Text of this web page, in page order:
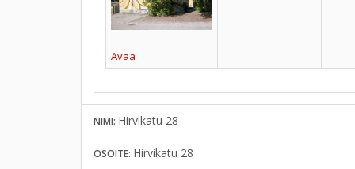
Avaa
NIMI: Hirvikatu 28
OSOITE: Hirvikatu 28